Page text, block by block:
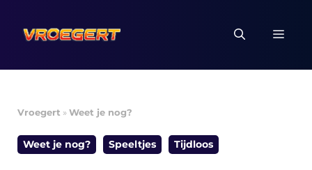
naar
inhoud
Vroegert »Weet je nog?
Weet je nog? Speeltjes Tijdloos